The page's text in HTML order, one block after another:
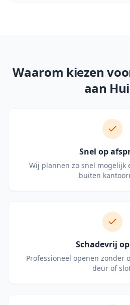
Waarom kiezen
aan
Snel op
Wij plannen zo snel mogelijk
buiten
Schadevrij
Professioneel openen zonder
deur of